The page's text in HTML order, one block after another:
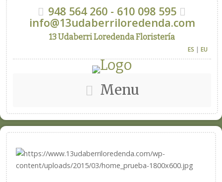
948 564 260 - 610 098 595
info@13udaberriloredenda.com
13 Udaberri Loredenda Floristería
ES | EU
Menu